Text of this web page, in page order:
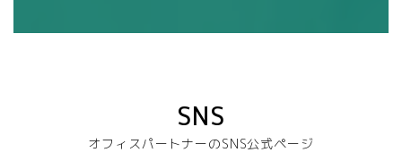
SNS
オフィスパートナーのSNS公式ページ